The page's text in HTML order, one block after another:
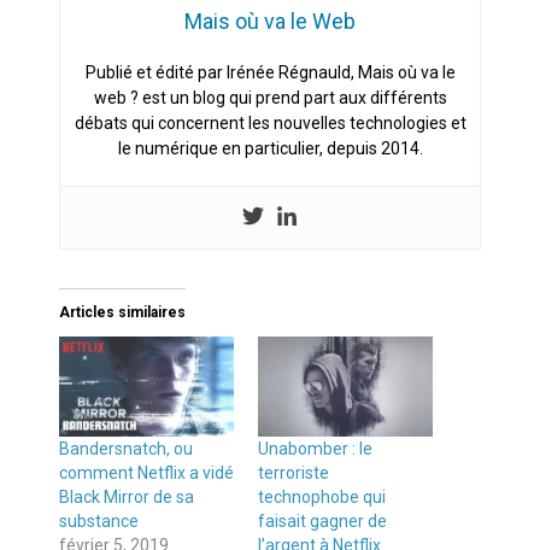
Mais où va le Web
Publié et édité par Irénée Régnauld, Mais où va le
web ? est un blog qui prend part aux différents
débats qui concernent les nouvelles technologies et
le numérique en particulier, depuis 2014.
Articles similaires
Bandersnatch, ou
comment Netflix a vidé
Black Mirror de sa
substance
février 5, 2019
Unabomber : le
terroriste
technophobe qui
faisait gagner de
l’argent à Netflix